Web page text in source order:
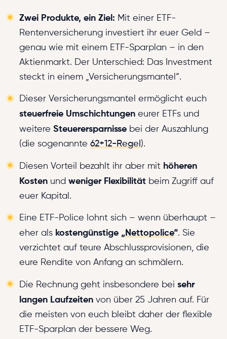
Zwei Produkte, ein Ziel: Mit einer ETF-
Rentenversicherung investiert ihr euer Geld –
genau wie mit einem ETF-Sparplan – in den
Aktienmarkt. Der Unterschied: Das Investment
steckt in einem „Versicherungsmantel“.
Dieser Versicherungsmantel ermöglicht euch
steuerfreie Umschichtungen eurer ETFs und
weitere Steuerersparnisse bei der Auszahlung
(die sogenannte 62+12-Regel ).
Diesen Vorteil bezahlt ihr aber mit höheren
Kosten und weniger Flexibilität beim Zugriff auf
euer Kapital.
Eine ETF-Police lohnt sich – wenn überhaupt –
eher als kostengünstige „Nettopolice“. Sie
verzichtet auf teure Abschlussprovisionen, die
eure Rendite von Anfang an schmälern.
Die Rechnung geht insbesondere bei sehr
langen Laufzeiten von über 25 Jahren auf. Für
die meisten von euch bleibt daher der flexible
ETF-Sparplan der bessere Weg.